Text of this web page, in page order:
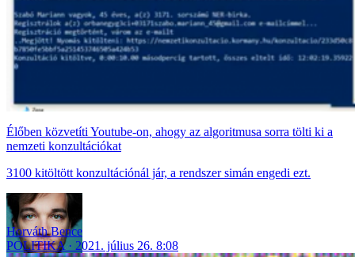
Élőben közvetíti Youtube-on, ahogy az algoritmusa sorra tölti ki a
nemzeti konzultációkat
3100 kitöltött konzultációnál jár, a rendszer simán engedi ezt.
Horváth Bence
POLITIKA
2021. július 26. 8:08